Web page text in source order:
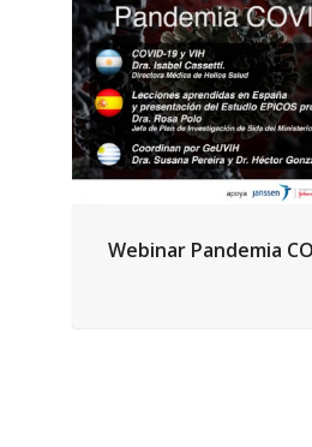
Webinar Pandemia